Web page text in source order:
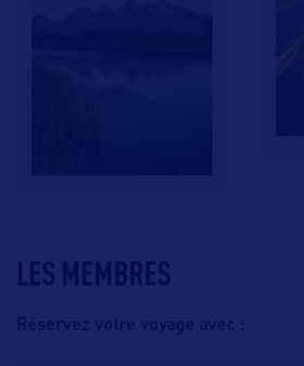
LES MEMBRES
Réservez votre voyage avec :